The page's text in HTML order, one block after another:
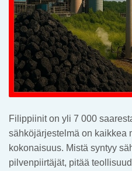
Filippiinit on yli 7 000
sähköjärjestelmä on kaikkea
kokonaisuus. Mistä syntyy
pilvenpiirtäjät, pitää